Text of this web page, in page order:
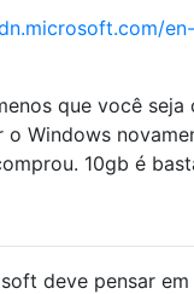
en-
que você seja
o Windows
10gb é
deve pensar em